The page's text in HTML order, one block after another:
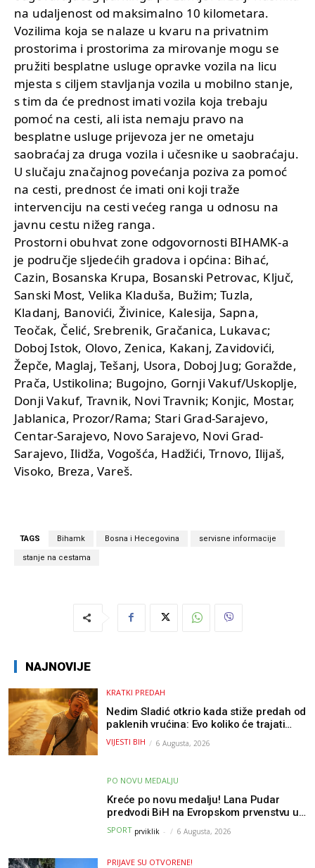
na udaljenost od maksimalno 10 kilometara.
Vozilima koja se nalaze u kvaru na privatnim
prostorima i prostorima za mirovanje mogu se
pružiti besplatne usluge opravke vozila na licu
mjesta s ciljem stavljanja vozila u mobilno stanje,
s tim da će prednost imati vozila koja trebaju
pomoć na cesti, ali ista nemaju pravo na
besplatne usluge prijevoza jer ne ometaju
saobraćaj za druga vozila i učesnike u saobraćaju.
U slučaju značajnog povećanja poziva za pomoć
na cesti, prednost će imati oni koji traže
intervenciju na cesti većeg ranga u odnosu na
javnu cestu nižeg ranga.
Prostorni obuhvat zone odgovornosti BIHAMK-a
je područje sljedećih gradova i općina: Bihać,
Cazin, Bosanska Krupa, Bosanski Petrovac, Ključ,
Sanski Most, Velika Kladuša, Bužim; Tuzla,
Kladanj, Banovići, Živinice, Kalesija, Sapna,
Teočak, Čelić, Srebrenik, Gračanica, Lukavac;
Doboj Istok, Olovo, Zenica, Kakanj, Zavidovići,
Žepče, Maglaj, Tešanj, Usora, Doboj Jug; Goražde,
Prača, Ustikolina; Bugojno, Gornji Vakuf/Uskoplje,
Donji Vakuf, Travnik, Novi Travnik; Konjic, Mostar,
Jablanica, Prozor/Rama; Stari Grad-Sarajevo,
Centar-Sarajevo, Novo Sarajevo, Novi Grad-
Sarajevo, Ilidža, Vogošća, Hadžići, Trnovo, Ilijaš,
Visoko, Breza, Vareš.
TAGS Bihamk Bosna i Hecegovina servisne informacije
stanje na cestama
NAJNOVIJE
KRATKI PREDAH
Nedim Sladić otkrio kada stiže predah od
paklenih vrućina: Evo koliko će trajati
osvježenje u BiH
VIJESTI BIH 6 Augusta, 2026
PO NOVU MEDALJU
Kreće po novu medalju! Lana Pudar
predvodi BiH na Evropskom prvenstvu u
Parizu
SPORT prviklik - 6 Augusta, 2026
PRIJAVE SU OTVORENE!